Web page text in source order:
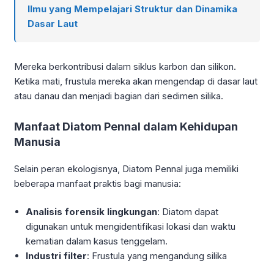
Ilmu yang Mempelajari Struktur dan Dinamika
Dasar Laut
Mereka berkontribusi dalam siklus karbon dan silikon.
Ketika mati, frustula mereka akan mengendap di dasar laut
atau danau dan menjadi bagian dari sedimen silika.
Manfaat Diatom Pennal dalam Kehidupan
Manusia
Selain peran ekologisnya, Diatom Pennal juga memiliki
beberapa manfaat praktis bagi manusia:
Analisis forensik lingkungan: Diatom dapat
digunakan untuk mengidentifikasi lokasi dan waktu
kematian dalam kasus tenggelam.
Industri filter: Frustula yang mengandung silika